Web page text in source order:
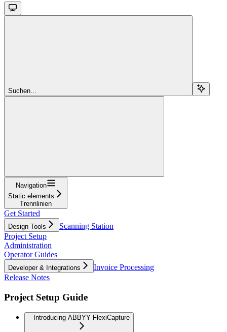
Suchen...
Navigation
Static elements
Trennlinien
Get Started
Design Tools
Scanning Station
Project Setup
Administration
Operator Guides
Developer & Integrations
Invoice Processing
Release Notes
Project Setup Guide
Introducing ABBYY FlexiCapture